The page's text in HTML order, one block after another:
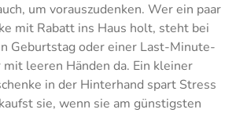
um vorauszudenken. Wer ein paar
mit Rabatt ins Haus holt, steht bei
Geburtstag oder einer Last-Minute-
leeren Händen da. Ein kleiner
in der Hinterhand spart Stress
sie, wenn sie am günstigsten